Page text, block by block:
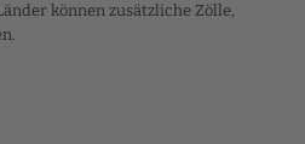
können zusätzliche Zölle,